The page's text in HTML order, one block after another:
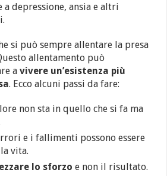
a depressione, ansia e altri
si può sempre allentare la presa
allentamento può
avivere un’esistenza più
. Ecco alcuni passi da fare:
non sta in quello che si fa ma
e i fallimenti possono essere
vita.
lo sforzo e non il risultato.